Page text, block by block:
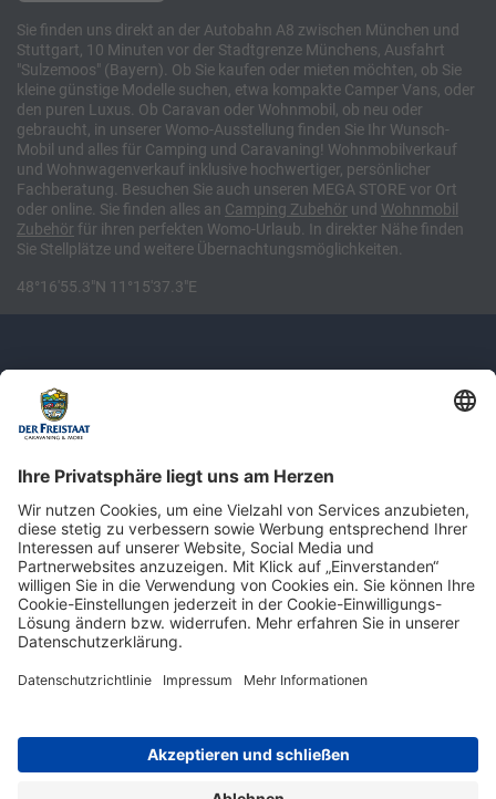
Sie finden uns direkt an der Autobahn A8 zwischen München und
Stuttgart, 10 Minuten vor der Stadtgrenze Münchens, Ausfahrt
"Sulzemoos" (Bayern). Ob Sie kaufen oder mieten möchten, ob Sie
kleine günstige Modelle suchen, etwa kompakte Camper Vans, oder
den puren Luxus. Ob Caravan oder Wohnmobil, ob neu oder
gebraucht, in unserer Womo-Ausstellung finden Sie Ihr Wunsch-
Mobil und alles für Camping und Caravaning! Wohnmobilverkauf
und Wohnwagenverkauf inklusive hochwertiger, persönlicher
Fachberatung. Besuchen Sie auch unseren MEGA STORE vor Ort
oder online. Sie finden alles an Camping Zubehör und Wohnmobil
Zubehör für ihren perfekten Womo-Urlaub. In direkter Nähe finden
Sie Stellplätze und weitere Übernachtungsmöglichkeiten.
48°16'55.3"N 11°15'37.3"E
Newsletter: Jetzt auf
shop.derfreistaat.de anmelden und
einen 5€ Gutschein für unseren Online-
Shop erhalten!*
Impressum Datenschutz Barrierefreiheit